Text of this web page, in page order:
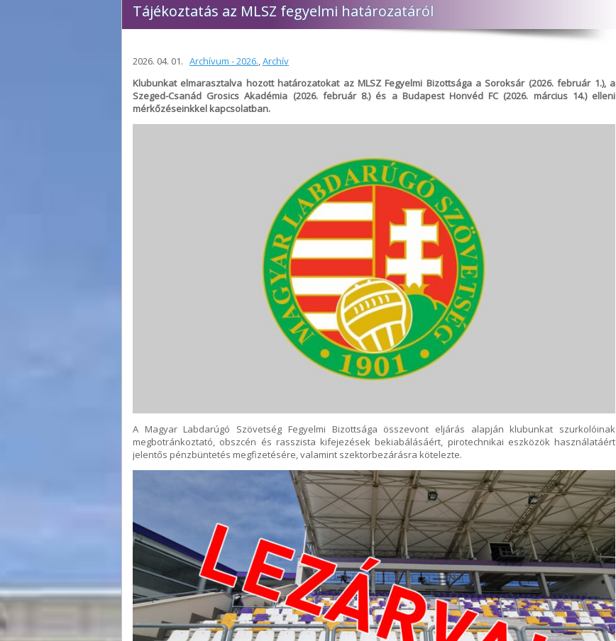
Tájékoztatás az MLSZ fegyelmi határozatáról
2026. 04. 01. Archívum - 2026.,Archív
Klubunkat elmarasztalva hozott határozatokat az MLSZ Fegyelmi Bizottsága a Soroksár (2026. február 1.), a
Szeged-Csanád Grosics Akadémia (2026. február 8.) és a Budapest Honvéd FC (2026. március 14.) elleni
mérkőzéseinkkel kapcsolatban.
A Magyar Labdarúgó Szövetség Fegyelmi Bizottsága összevont eljárás alapján klubunkat szurkolóinak
megbotránkoztató, obszcén és rasszista kifejezések bekiabálásáért, pirotechnikai eszközök használatáért
jelentős pénzbüntetés megfizetésére, valamint szektorbezárásra kötelezte.